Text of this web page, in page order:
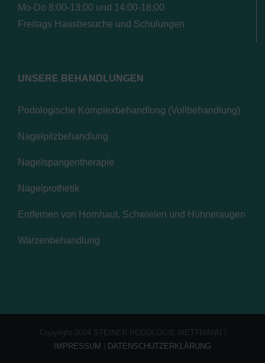
Mo-Do 8:00-13:00 und 14:00-18:00
Freitags Hausbesuche und Schulungen
UNSERE BEHANDLUNGEN
Podologische Komplexbehandlung (Vollbehandlung)
Nagelpilzbehandlung
Nagelspangentherapie
Nagelprothetik
Entfernen von Hornhaut, Schwielen und Hühneraugen
Warzenbehandlung
Copyright 2024 STEINER PODOLOGIE METTMANN |
IMPRESSUM
DATENSCHUTZERKLÄRUNG